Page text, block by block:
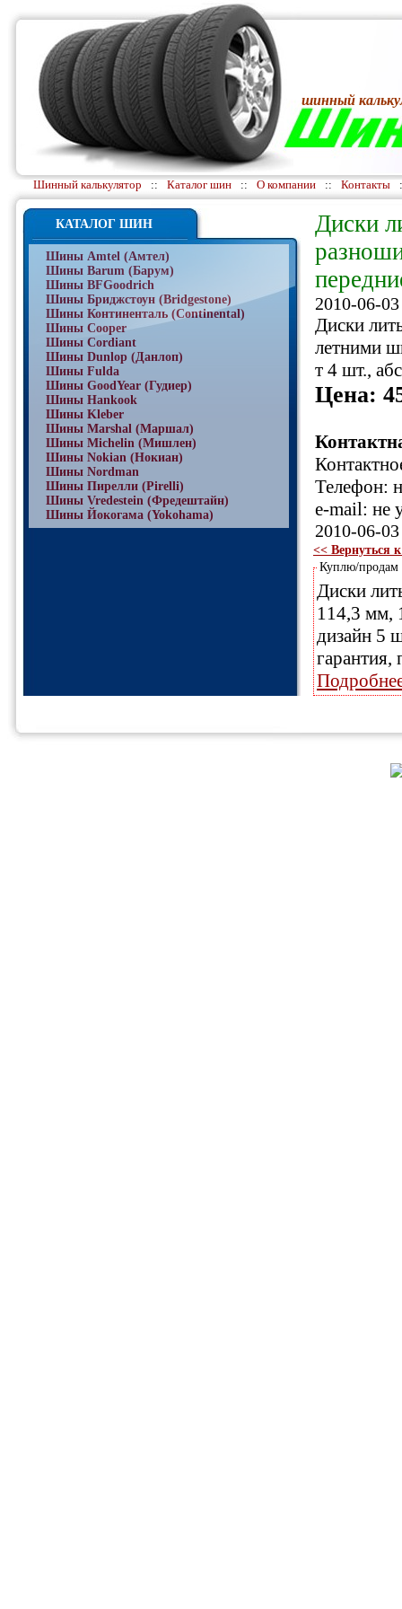
шинный
Шинный калькулятор :: Каталог шин :: О компании :: Контакты
КАТАЛОГ ШИН
Шины Amtel (Амтел)
Шины Barum (Барум)
Шины BFGoodrich
Шины Бриджстоун (Bridgestone)
Шины Континенталь (Continental)
Шины Cooper
Шины Cordiant
Шины Dunlop (Данлоп)
Шины Fulda
Шины GoodYear (Гудиер)
Шины Hankook
Шины Kleber
Шины Marshal (Маршал)
Шины Michelin (Мишлен)
Шины Nokian (Нокиан)
Шины Nordman
Шины Пирелли (Pirelli)
Шины Vredestein (Фредештайн)
Шины Йокогама (Yokohama)
Диски
2010-06-
Диски
летними
т 4 шт.,
Цена:
Телефон:
e-mail: не
2010-06-
<< Вернуться
Куплю/
Диски
114,3 мм,
дизайн 5